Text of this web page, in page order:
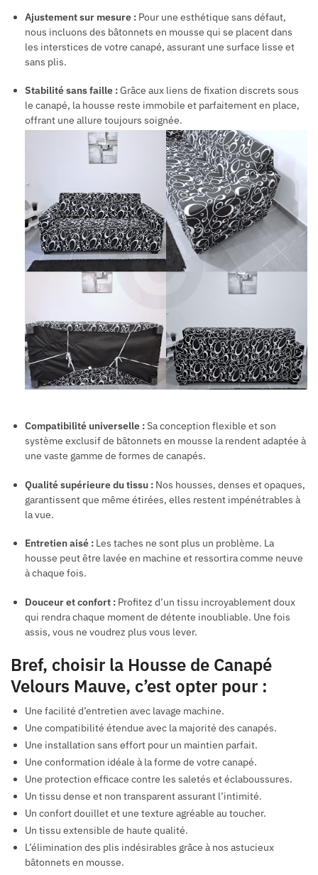
Ajustement sur mesure : Pour une esthétique sans défaut,
nous incluons des bâtonnets en mousse qui se placent dans
les interstices de votre canapé, assurant une surface lisse et
sans plis.
Stabilité sans faille :Grâce aux liens de fixation discrets sous
le canapé, la housse reste immobile et parfaitement en place,
offrant une allure toujours soignée.
Compatibilité universelle :Sa conception flexible et son
système exclusif de bâtonnets en mousse la rendent adaptée à
une vaste gamme de formes de canapés.
Qualité supérieure du tissu : Nos housses, denses et opaques,
garantissent que même étirées, elles restent impénétrables à
la vue.
Entretien aisé : Les taches ne sont plus un problème. La
housse peut être lavée en machine et ressortira comme neuve
à chaque fois.
Douceur et confort : Profitez d’un tissu incroyablement doux
qui rendra chaque moment de détente inoubliable. Une fois
assis, vous ne voudrez plus vous lever.
Bref, choisir la Housse de Canapé
Velours Mauve, c’est opter pour :
Une facilité d’entretien avec lavage machine.
Une compatibilité étendue avec la majorité des canapés.
Une installation sans effort pour un maintien parfait.
Une conformation idéale à la forme de votre canapé.
Une protection efficace contre les saletés et éclaboussures.
Un tissu dense et non transparent assurant l’intimité.
Un confort douillet et une texture agréable au toucher.
Un tissu extensible de haute qualité.
L’élimination des plis indésirables grâce à nos astucieux
bâtonnets en mousse.